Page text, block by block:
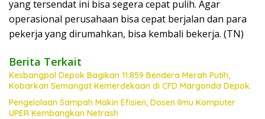
yang tersendat ini bisa segera cepat pulih. Agar
operasional perusahaan bisa cepat berjalan dan para
pekerja yang dirumahkan, bisa kembali bekerja. (TN)
Berita Terkait
Kesbangpol Depok Bagikan 11.859 Bendera Merah Putih,
Kobarkan Semangat Kemerdekaan di CFD Margonda Depok.
Pengelolaan Sampah Makin Efisien, Dosen Ilmu Komputer
UPER Kembangkan Netrash